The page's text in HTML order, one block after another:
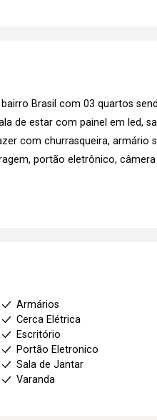
Brasil com 03 quartos
de estar com painel em led,
com churrasqueira, armário
portão eletrônico,
Armários
Cerca Elétrica
Escritório
Portão Eletronico
Sala de Jantar
Varanda